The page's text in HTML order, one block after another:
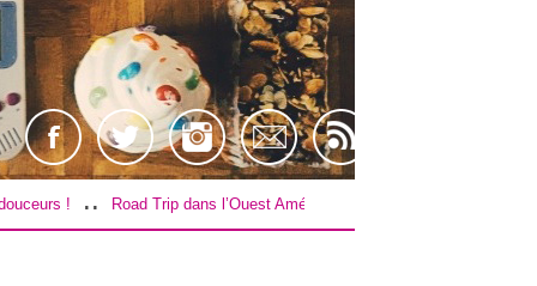
Trip dans l’Ouest Américain : Le budget !